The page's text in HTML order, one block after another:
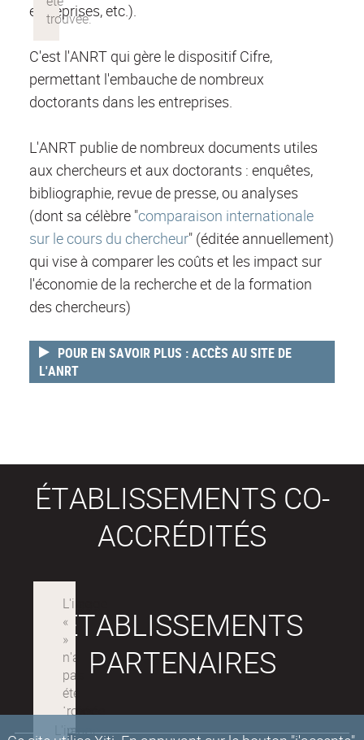
entreprises, etc.).
C'est l'ANRT qui gère le dispositif Cifre,
permettant l'embauche de nombreux
doctorants dans les entreprises.
L'ANRT publie de nombreux documents utiles
aux chercheurs et aux doctorants : enquêtes,
bibliographie, revue de presse, ou analyses
(dont sa célèbre "comparaison internationale
sur le cours du chercheur" (éditée annuellement)
qui vise à comparer les coûts et les impact sur
l'économie de la recherche et de la formation
des chercheurs)
POUR EN SAVOIR PLUS : ACCÈS AU SITE DE
L'ANRT
ÉTABLISSEMENTS CO-
ACCRÉDITÉS
ÉTABLISSEMENTS
PARTENAIRES